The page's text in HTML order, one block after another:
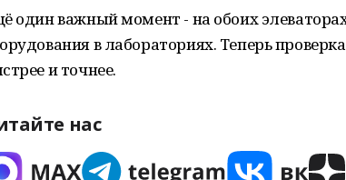
один важный момент - на обоих
в лабораториях. Теперь
и точнее.
нас